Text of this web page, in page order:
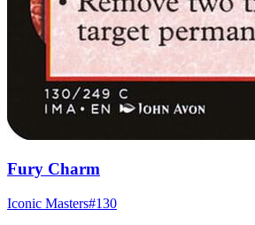
Fury Charm
Iconic Masters#130